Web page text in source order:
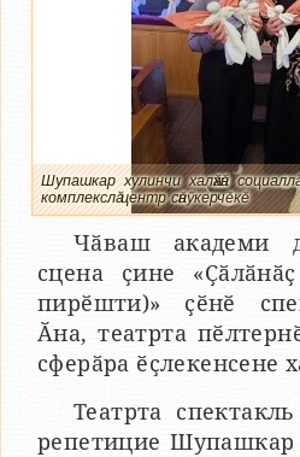
Шупашкар хулинчи халӑхӑн
комплекслӑ центр сӑнӳкерчӗкӗ
Чӑваш академи
сцена ҫине
пирӗшти)» ҫӗнӗ
Ӑна, театрта
сферӑра ӗҫлекенсене
Театрта
репетицие Шупашкар